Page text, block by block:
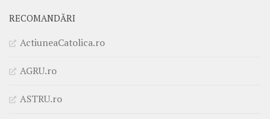
RECOMANDĂRI
ActiuneaCatolica.ro
AGRU.ro
ASTRU.ro